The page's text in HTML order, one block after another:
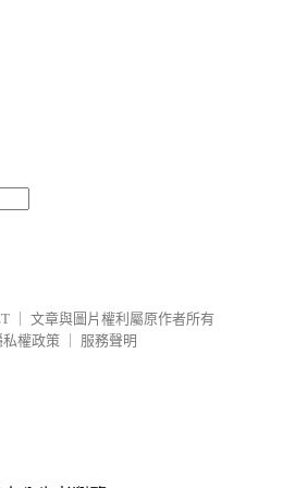
文章與圖片權利屬原作者所有
私權政策
服務聲明